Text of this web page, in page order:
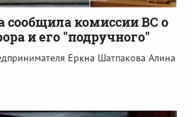
сообщила комиссии ВС о
и его "подручного"
Еркна Шатпакова Алина